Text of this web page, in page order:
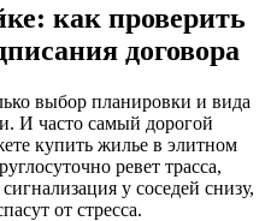
как проверить
договора
выбор планировки и вида
И часто самый дорогой
купить жилье в элитном
ревет трасса,
у соседей снизу,
от стресса.